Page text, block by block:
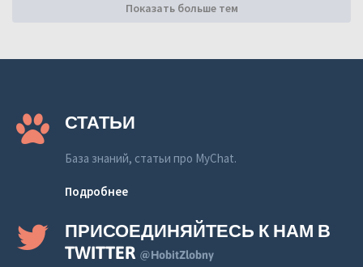
Показать больше тем
СТАТЬИ
База знаний, статьи про MyChat.
Подробнее
ПРИСОЕДИНЯЙТЕСЬ К НАМ В
TWITTER @HobitZlobny